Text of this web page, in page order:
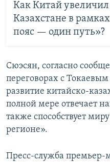
Как Китай увеличил
Казахстане в
пояс — один путь»?
Сюэсян, согласно
переговорах с
развитие китайско-
полной мере отвечает
также способствует
регионе».
Пресс-служба премьер-